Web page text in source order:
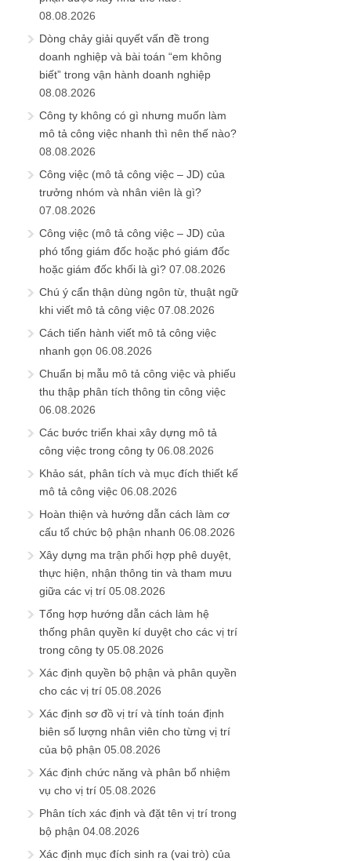
08.08.2026
Dòng chảy giải quyết vấn đề trong
doanh nghiệp và bài toán “em không
biết” trong vận hành doanh nghiệp
08.08.2026
Công ty không có gì nhưng muốn làm
mô tả công việc nhanh thì nên thế nào?
08.08.2026
Công việc (mô tả công việc – JD) của
trưởng nhóm và nhân viên là gì?
07.08.2026
Công việc (mô tả công việc – JD) của
phó tổng giám đốc hoặc phó giám đốc
hoặc giám đốc khối là gì? 07.08.2026
Chú ý cẩn thận dùng ngôn từ, thuật ngữ
khi viết mô tả công việc 07.08.2026
Cách tiến hành viết mô tả công việc
nhanh gọn 06.08.2026
Chuẩn bị mẫu mô tả công việc và phiếu
thu thập phân tích thông tin công việc
06.08.2026
Các bước triển khai xây dựng mô tả
công việc trong công ty 06.08.2026
Khảo sát, phân tích và mục đích thiết kế
mô tả công việc 06.08.2026
Hoàn thiện và hướng dẫn cách làm cơ
cấu tổ chức bộ phận nhanh 06.08.2026
Xây dựng ma trận phối hợp phê duyệt,
thực hiện, nhận thông tin và tham mưu
giữa các vị trí 05.08.2026
Tổng hợp hướng dẫn cách làm hệ
thống phân quyền kí duyệt cho các vị trí
trong công ty 05.08.2026
Xác định quyền bộ phận và phân quyền
cho các vị trí 05.08.2026
Xác định sơ đồ vị trí và tính toán định
biên số lượng nhân viên cho từng vị trí
của bộ phận 05.08.2026
Xác định chức năng và phân bổ nhiệm
vụ cho vị trí 05.08.2026
Phân tích xác định và đặt tên vị trí trong
bộ phận 04.08.2026
Xác định mục đích sinh ra (vai trò) của